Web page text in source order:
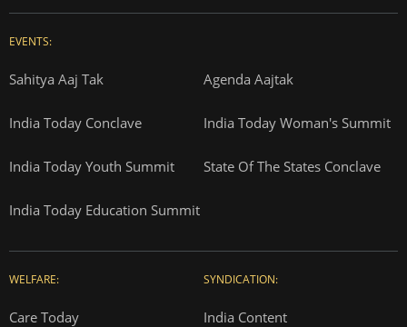
EVENTS:
Sahitya Aaj Tak Agenda Aajtak
India Today Conclave India Today Woman's Summit
India Today Youth Summit State Of The States Conclave
India Today Education Summit
WELFARE:
Care Today
SYNDICATION:
India Content